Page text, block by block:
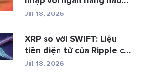
Toàn b�...
Jul 18, 2026
XRP so với SWIFT: Liệu
tiền điện tử của Ripple có
th...
Jul 18, 2026